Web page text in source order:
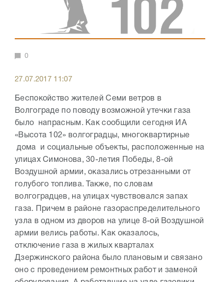
0
27.07.2017 11:07
Беспокойство жителей Семи ветров в
Волгограде по поводу возможной утечки газа
было напрасным. Как сообщили сегодня ИА
«Высота 102» волгоградцы, многоквартирные
дома и социальные объекты, расположенные на
улицах Симонова, 30-летия Победы, 8-ой
Воздушной армии, оказались отрезанными от
голубого топлива. Также, по словам
волгоградцев, на улицах чувствовался запах
газа. Причем в районе газораспределительного
узла в одном из дворов на улице 8-ой Воздушной
армии велись работы. Как оказалось,
отключение газа в жилых кварталах
Дзержинского района было плановым и связано
оно с проведением ремонтных работ и заменой